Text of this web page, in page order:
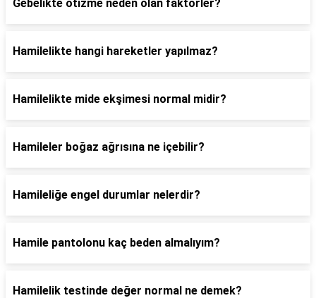
Gebelikte otizme neden olan faktörler?
Hamilelikte hangi hareketler yapılmaz?
Hamilelikte mide ekşimesi normal midir?
Hamileler boğaz ağrısına ne içebilir?
Hamileliğe engel durumlar nelerdir?
Hamile pantolonu kaç beden almalıyım?
Hamilelik testinde değer normal ne demek?